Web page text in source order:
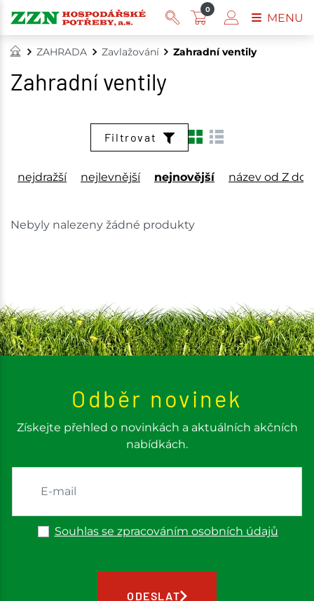
ZAHRADA Zavlažování Zahradní ventily
Zahradní ventily
Filtrovat
nejdražší nejlevnější nejnovější název od Z do
Nebyly nalezeny žádné produkty
Odběr novinek
Získejte přehled o novinkách a aktuálních akčních
nabídkách.
Souhlas se zpracováním osobních údajů
ODESLAT
0
MENU